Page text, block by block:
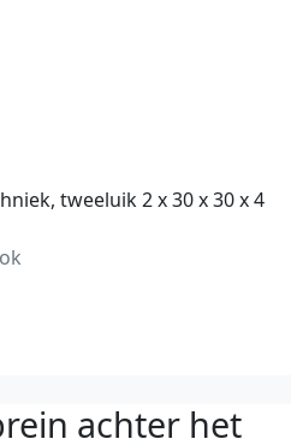
tweeluik 2 x 30 x 30 x 4
achter het